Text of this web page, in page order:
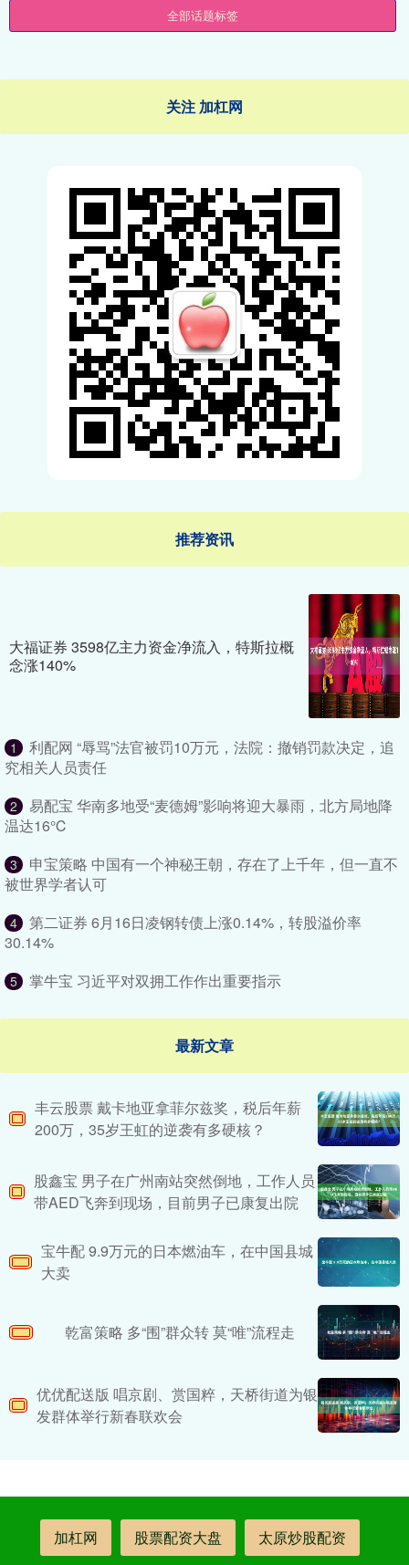
全部话题标签
关注 加杠网
推荐资讯
大福证券 3598亿主力资金净流入，特斯拉概
念涨140%
1
利配网 “辱骂”法官被罚10万元，法院：撤销罚款决定，追
究相关人员责任
2
易配宝 华南多地受“麦德姆”影响将迎大暴雨，北方局地降
温达16℃
3
申宝策略 中国有一个神秘王朝，存在了上千年，但一直不
被世界学者认可
4
第二证券 6月16日凌钢转债上涨0.14%，转股溢价率
30.14%
5 掌牛宝 习近平对双拥工作作出重要指示
最新文章
丰云股票 戴卡地亚拿菲尔兹奖，税后年薪
200万，35岁王虹的逆袭有多硬核？
股鑫宝 男子在广州南站突然倒地，工作人员
带AED飞奔到现场，目前男子已康复出院
宝牛配 9.9万元的日本燃油车，在中国县城
大卖
乾富策略 多“围”群众转 莫“唯”流程走
优优配送版 唱京剧、赏国粹，天桥街道为银
发群体举行新春联欢会
加杠网 股票配资大盘 太原炒股配资